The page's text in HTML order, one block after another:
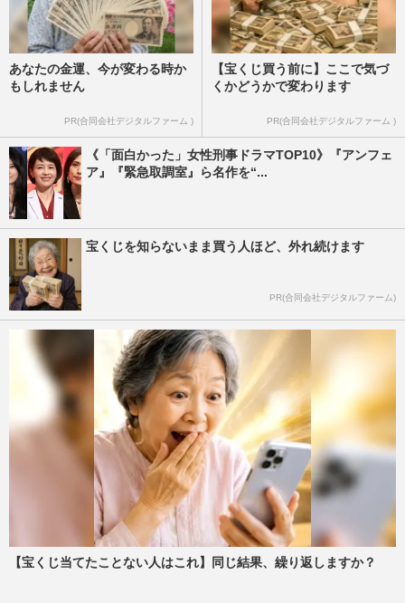
あなたの金運、今が変わる時か
もしれません
PR(合同会社デジタルファーム )
【宝くじ買う前に】ここで気づ
くかどうかで変わります
PR(合同会社デジタルファーム )
《「面白かった」女性刑事ドラマTOP10》『アンフェ
ア』『緊急取調室』ら名作を“...
宝くじを知らないまま買う人ほど、外れ続けます
PR(合同会社デジタルファーム)
【宝くじ当てたことない人はこれ】同じ結果、繰り返しますか？